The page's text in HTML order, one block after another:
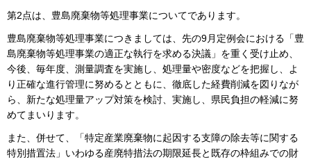
第2点は、豊島廃棄物等処理事業についてであります。
豊島廃棄物等処理事業につきましては、先の9月定例会における「豊
島廃棄物等処理事業の適正な執行を求める決議」を重く受け止め、
今後、毎年度、測量調査を実施し、処理量や密度などを把握し、よ
り正確な進行管理に努めるとともに、徹底した経費削減を図りなが
ら、新たな処理量アップ対策を検討、実施し、県民負担の軽減に努
めてまいります。
また、併せて、「特定産業廃棄物に起因する支障の除去等に関する
特別措置法」いわゆる産廃特措法の期限延長と既存の枠組みでの財